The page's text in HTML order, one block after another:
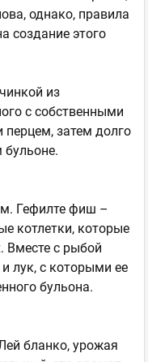
однако, правила
создание этого
из
с собственными
затем долго
Гефилте фиш –
котлетки, которые
Вместе с рыбой
лук, с которыми ее
бульона.
бланко, урожая